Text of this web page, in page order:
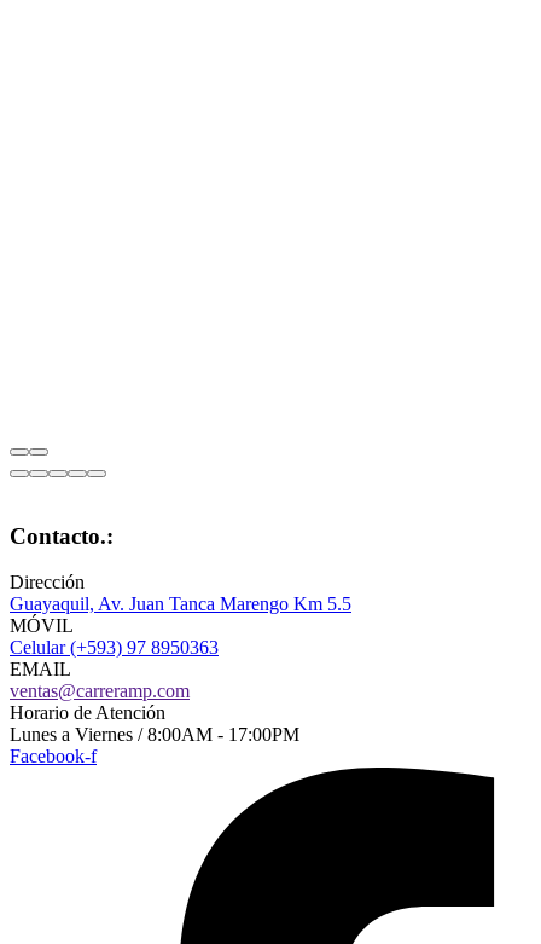
Contacto.:
Dirección
Guayaquil, Av. Juan Tanca Marengo Km 5.5
MÓVIL
Celular (+593) 97 8950363
EMAIL
ventas@carreramp.com
Horario de Atención
Lunes a Viernes / 8:00AM - 17:00PM
Facebook-f